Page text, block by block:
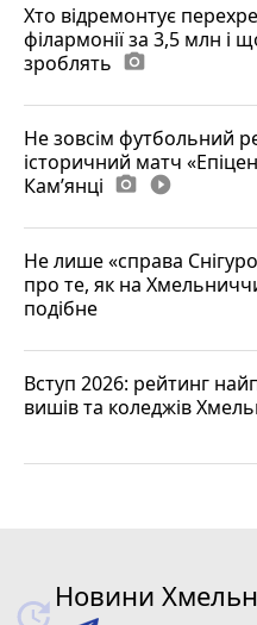
Хто відремонтує
філармонії за 3,5 млн і
зроблять photo_camera
Не зовсім футбольний
історичний матч
Камʼянці photo_camera play_circle_filled
Не лише «справа
про те, як на
подібне
Вступ 2026: рейтинг
вишів та коледжів
Новини